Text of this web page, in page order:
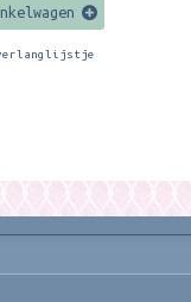
verlanglijstje